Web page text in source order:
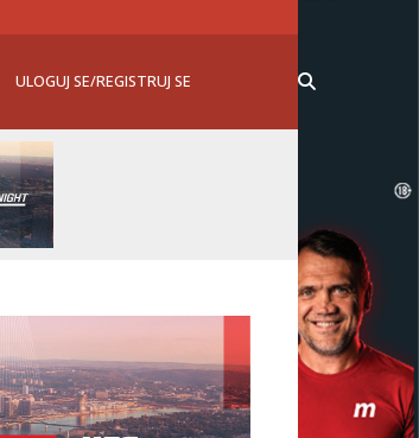
ULOGUJ SE/REGISTRUJ SE